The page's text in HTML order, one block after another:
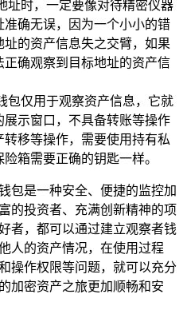
址时，一定要像对待精密仪器
确无误，因为一个小小的错
的资产信息失之交臂，如果
确观察到目标地址的资产信
包仅用于观察资产信息，它就
示窗口，不具备转账等操作
移等操作，需要使用持有私
箱需要正确的钥匙一样。
包是一种安全、便捷的监控加
的投资者、充满创新精神的项
者，都可以通过建立观察者钱
人的资产情况，在使用过程
操作权限等问题，就可以充分
加密资产之旅更加顺畅和安